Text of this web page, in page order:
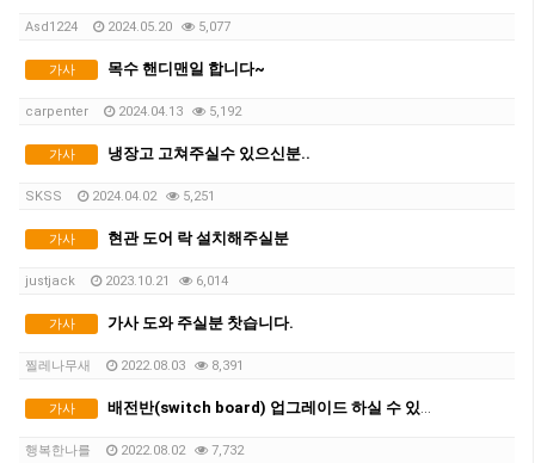
Asd1224 2024.05.20 5,077
가사 목수 핸디맨일 합니다~
carpenter 2024.04.13 5,192
가사 냉장고 고쳐주실수 있으신분..
SKSS 2024.04.02 5,251
가사 현관 도어 락 설치해주실분
justjack 2023.10.21 6,014
가사 가사 도와 주실분 찻습니다.
찔레나무새 2022.08.03 8,391
가사 배전반(switch board) 업그레이드 하실 수 있는 분 찾습니다.
행복한나를 2022.08.02 7,732